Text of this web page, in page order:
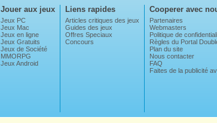
Jouer aux jeux
Jeux PC
Jeux Mac
Jeux en ligne
Jeux Gratuits
Jeux de Société
MMORPG
Jeux Android
Liens rapides
Articles critiques des jeux
Guides des jeux
Offres Speciaux
Concours
Cooperer avec
Partenaires
Webmasters
Politique de
Règles du Portal
Plan du site
Nous contacter
FAQ
Faites de la publicité